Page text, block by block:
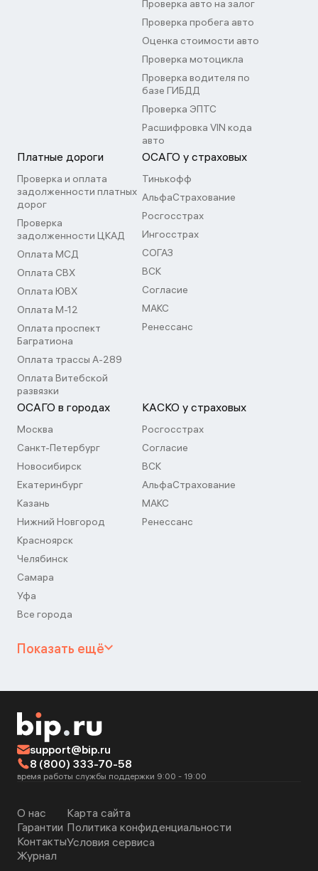
Проверка авто на залог
Проверка пробега авто
Оценка стоимости авто
Проверка мотоцикла
Проверка водителя по
базе ГИБДД
Проверка ЭПТС
Расшифровка VIN кода
авто
Платные дороги
Проверка и оплата
задолженности платных
дорог
Проверка
задолженности ЦКАД
Оплата МСД
Оплата СВХ
Оплата ЮВХ
Оплата М-12
Оплата проспект
Багратиона
Оплата трассы А-289
Оплата Витебской
развязки
ОСАГО у страховых
Тинькофф
АльфаСтрахование
Росгосстрах
Ингосстрах
СОГАЗ
ВСК
Согласие
МАКС
Ренессанс
ОСАГО в городах
Москва
Санкт-Петербург
Новосибирск
Екатеринбург
Казань
Нижний Новгород
Красноярск
Челябинск
Самара
Уфа
Все города
КАСКО у страховых
Росгосстрах
Согласие
ВСК
АльфаСтрахование
МАКС
Ренессанс
Показать ещё
support@bip.ru
8 (800) 333-70-58
время работы службы поддержки 9:00 - 19:00
О нас
Гарантии
Контакты
Журнал
Карта сайта
Политика конфиденциальности
Условия сервиса